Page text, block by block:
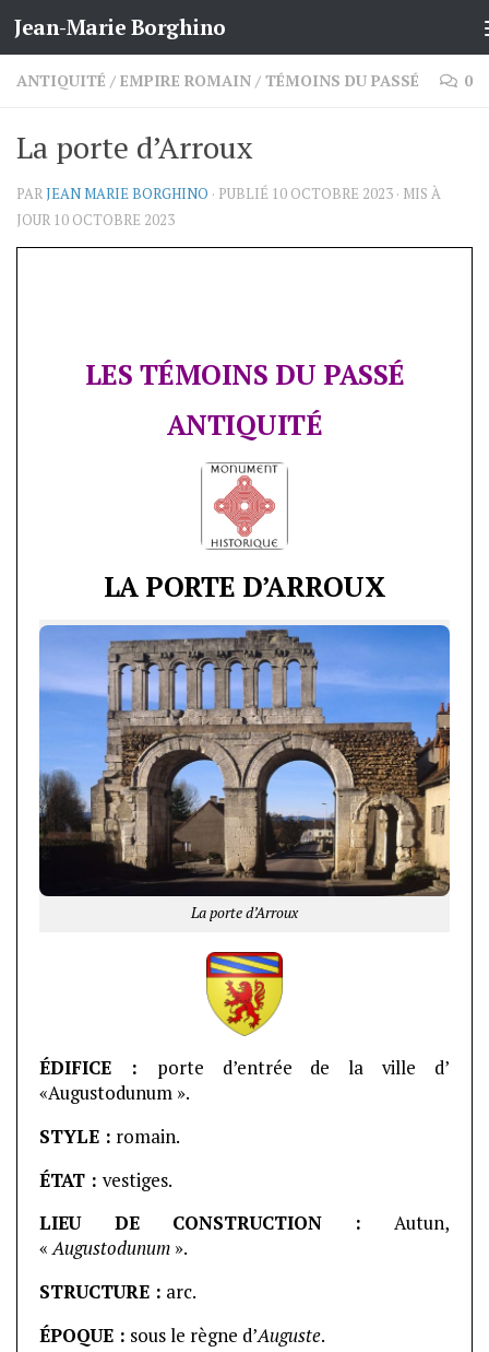
Skip to content
Jean-Marie Borghino
ANTIQUITÉ / EMPIRE ROMAIN / TÉMOINS DU PASSÉ 0
La porte d’Arroux
PARJEAN MARIE BORGHINO · PUBLIÉ 10 OCTOBRE 2023 · MIS À
JOUR 10 OCTOBRE 2023
LES TÉMOINS DU PASSÉ
ANTIQUITÉ
LA PORTE D’ARROUX
La porte d’Arroux
ÉDIFICE : porte d’entrée de la ville d’
«Augustodunum ».
STYLE : romain.
ÉTAT :vestiges.
LIEU DE CONSTRUCTION : Autun,
«Augustodunum ».
STRUCTURE : arc.
ÉPOQUE : sous le règne d’Auguste.